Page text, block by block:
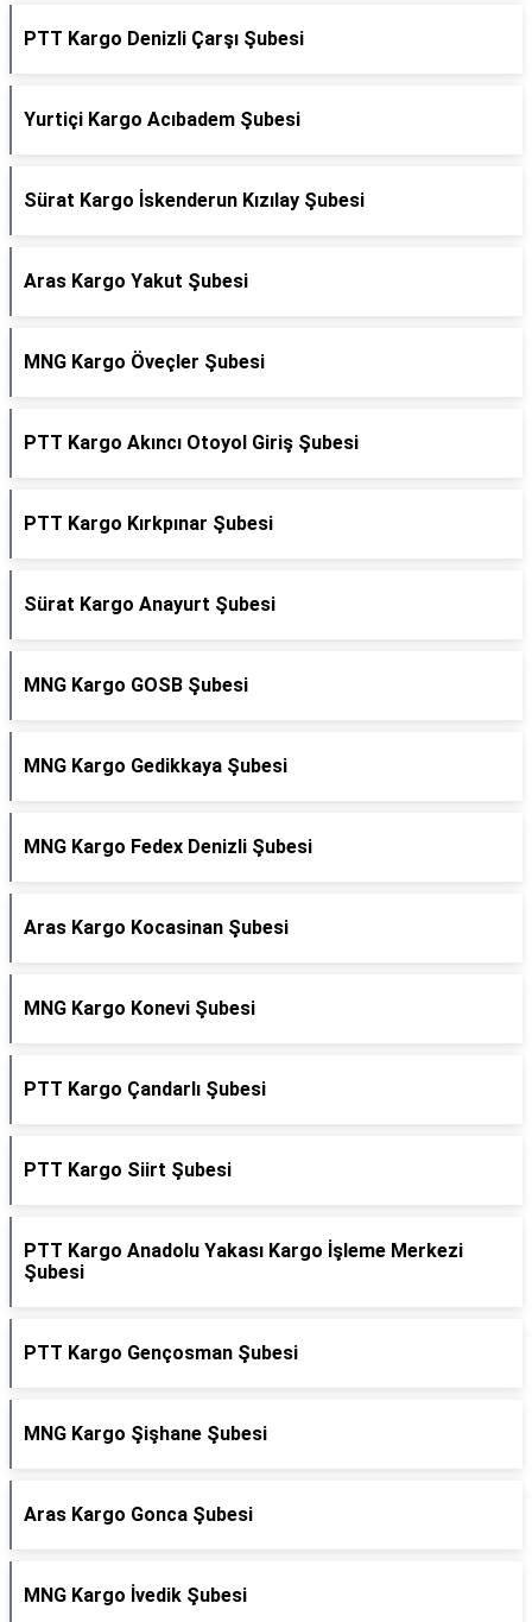
PTT Kargo Denizli Çarşı Şubesi
Yurtiçi Kargo Acıbadem Şubesi
Sürat Kargo İskenderun Kızılay Şubesi
Aras Kargo Yakut Şubesi
MNG Kargo Öveçler Şubesi
PTT Kargo Akıncı Otoyol Giriş Şubesi
PTT Kargo Kırkpınar Şubesi
Sürat Kargo Anayurt Şubesi
MNG Kargo GOSB Şubesi
MNG Kargo Gedikkaya Şubesi
MNG Kargo Fedex Denizli Şubesi
Aras Kargo Kocasinan Şubesi
MNG Kargo Konevi Şubesi
PTT Kargo Çandarlı Şubesi
PTT Kargo Siirt Şubesi
PTT Kargo Anadolu Yakası Kargo İşleme Merkezi
Şubesi
PTT Kargo Gençosman Şubesi
MNG Kargo Şişhane Şubesi
Aras Kargo Gonca Şubesi
MNG Kargo İvedik Şubesi